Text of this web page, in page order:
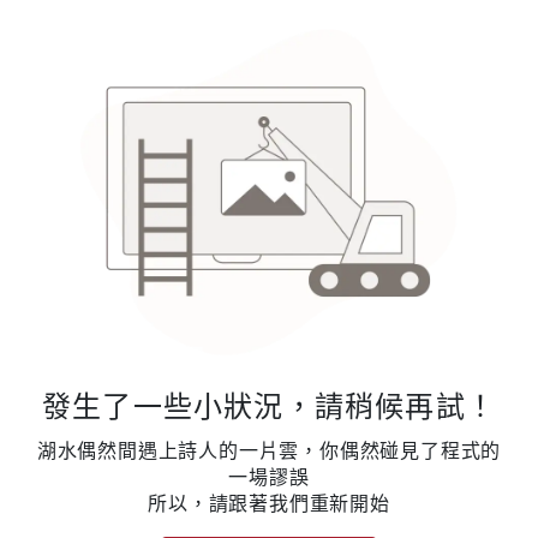
發生了一些小狀況，請稍候再試！
湖水偶然間遇上詩人的一片雲，你偶然碰見了程式的
一場謬誤
所以，請跟著我們重新開始